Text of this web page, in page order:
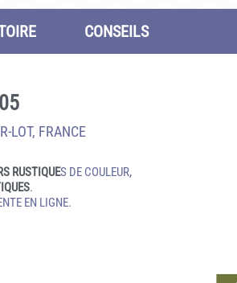
CONSEILS
FRANCE
RUSTIQUES DE COULEUR,
.
EN LIGNE.